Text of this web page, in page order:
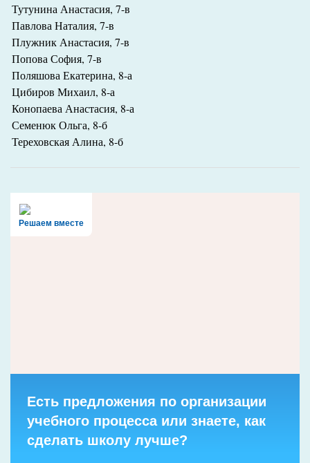
Тутунина Анастасия, 7-в
Павлова Наталия, 7-в
Плужник Анастасия, 7-в
Попова София, 7-в
Поляшова Екатерина, 8-а
Цибиров Михаил, 8-а
Конопаева Анастасия, 8-а
Семенюк Ольга, 8-б
Тереховская Алина, 8-б
Решаем вместе
Есть предложения по организации
учебного процесса или знаете, как
сделать школу лучше?